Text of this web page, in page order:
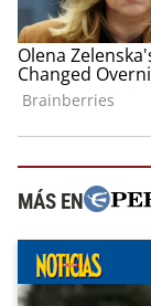
MÁS EN